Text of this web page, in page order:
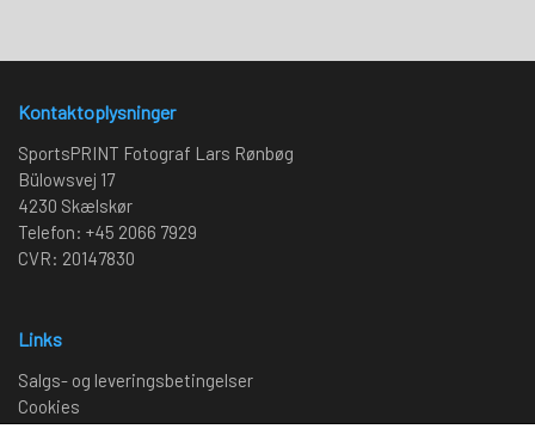
Kontaktoplysninger
SportsPRINT Fotograf Lars Rønbøg
Bülowsvej 17
4230 Skælskør
Telefon: +45 2066 7929
CVR: 20147830
Links
Salgs- og leveringsbetingelser
Cookies